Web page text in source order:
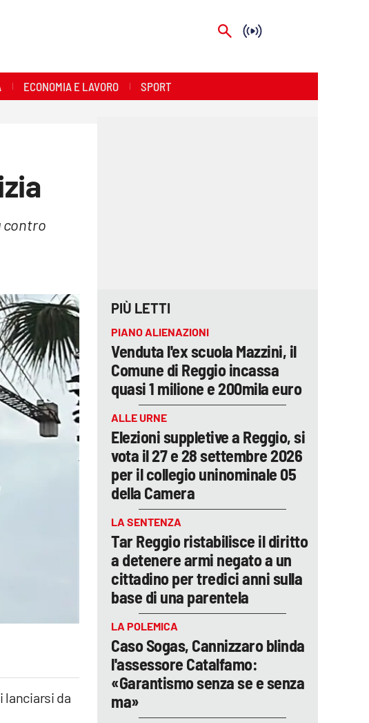
ECONOMIA E LAVORO SPORT
contro
lanciarsi da
PIÙ LETTI
PIANO ALIENAZIONI
Venduta l'ex scuola Mazzini, il
Comune di Reggio incassa
quasi 1 milione e 200mila euro
ALLE URNE
Elezioni suppletive a Reggio, si
vota il 27 e 28 settembre 2026
per il collegio uninominale 05
della Camera
LA SENTENZA
Tar Reggio ristabilisce il diritto
a detenere armi negato a un
cittadino per tredici anni sulla
base di una parentela
LA POLEMICA
Caso Sogas, Cannizzaro blinda
l'assessore Catalfamo:
«Garantismo senza se e senza
ma»